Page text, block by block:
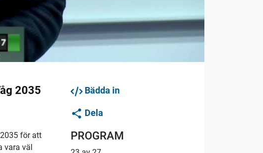
2035
för att
vara väl
Bädda in
Dela
PROGRAM